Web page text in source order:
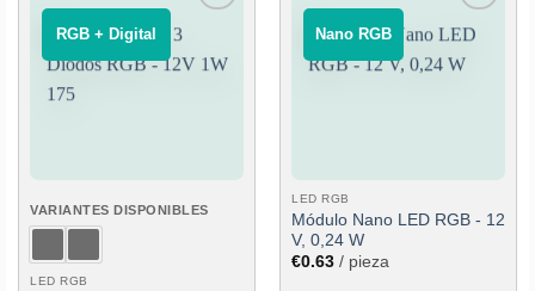
⠀RGB + Digital⠀
lista de
deseos
VARIANTES DISPONIBLES
LED RGB
‎ ‎ Nano RGB‎ ‎ ‎
Añadir
a la
lista de
deseos
LED RGB
Módulo Nano LED RGB - 12
V, 0,24 W
€0.63 / pieza